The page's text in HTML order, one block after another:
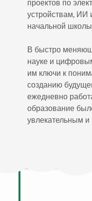
проектов по
устройствам, ИИ
начальной
В быстро
науке и
им ключи к
созданию
ежедневно
образование
увлекательным